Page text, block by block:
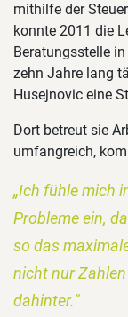
mithilfe der
konnte 2011 die
Beratungsstelle
zehn Jahre lang
Husejnovic eine
Dort betreut sie
umfangreich,
„Ich fühle mich
Probleme ein,
so das
nicht nur
dahinter.“